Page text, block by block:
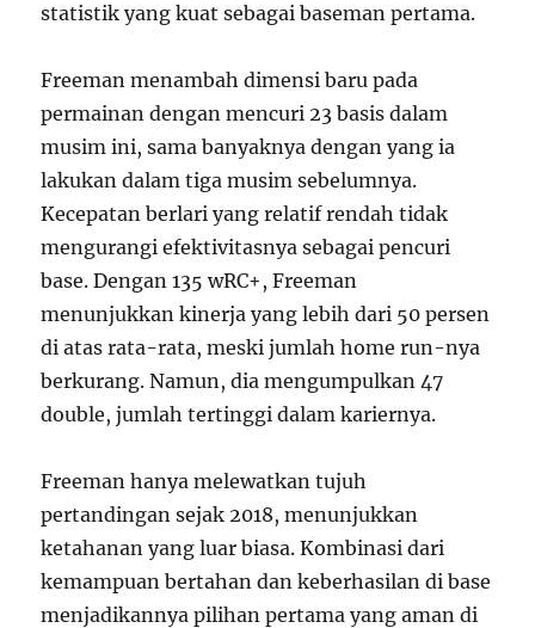
statistik yang kuat sebagai baseman pertama.
Freeman menambah dimensi baru pada
permainan dengan mencuri 23 basis dalam
musim ini, sama banyaknya dengan yang ia
lakukan dalam tiga musim sebelumnya.
Kecepatan berlari yang relatif rendah tidak
mengurangi efektivitasnya sebagai pencuri
base. Dengan 135 wRC+, Freeman
menunjukkan kinerja yang lebih dari 50 persen
di atas rata-rata, meski jumlah home run-nya
berkurang. Namun, dia mengumpulkan 47
double, jumlah tertinggi dalam kariernya.
Freeman hanya melewatkan tujuh
pertandingan sejak 2018, menunjukkan
ketahanan yang luar biasa. Kombinasi dari
kemampuan bertahan dan keberhasilan di base
menjadikannya pilihan pertama yang aman di